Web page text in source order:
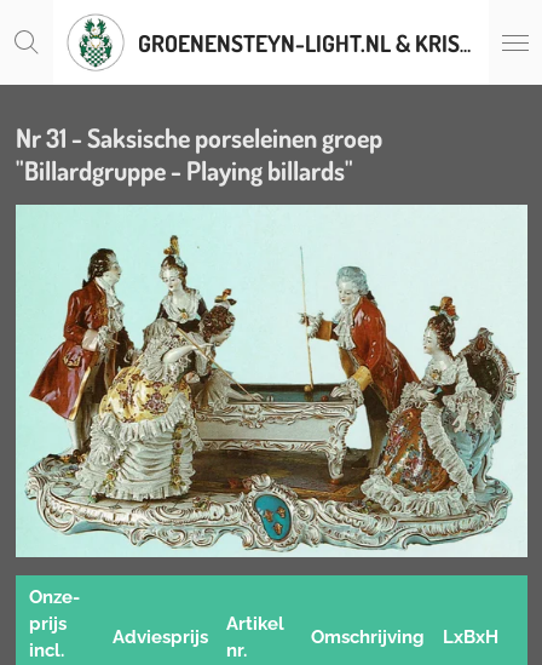
direct
hoofdinhoud
GROENENSTEYN-LIGHT.NL & KRISTALLENLUSTERS.BE
Nr 31 - Saksische porseleinen groep
"Billardgruppe - Playing billards"
Onze-
prijs
incl.
Adviesprijs
Artikel
nr.
Omschrijving LxBxH